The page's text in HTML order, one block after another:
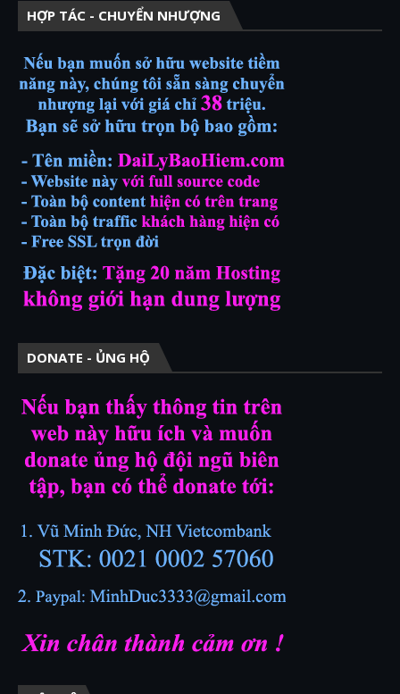
HỢP TÁC - CHUYỂN NHƯỢNG
DONATE - ỦNG HỘ